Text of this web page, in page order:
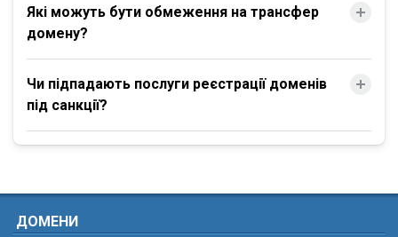
Які можуть бути обмеження на трансфер
домену?
Чи підпадають послуги реєстрації доменів
під санкції?
ДОМЕНИ